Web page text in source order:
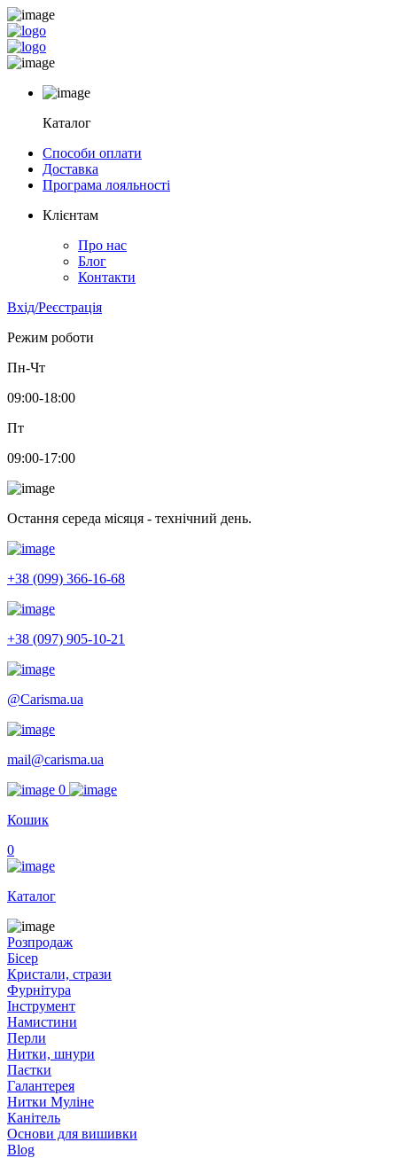
Каталог
Способи оплати
Доставка
Програма лояльності
Клієнтам
Про нас
Блог
Контакти
Вхід/Реєстрація
Режим роботи
Пн-Чт
09:00-18:00
Пт
09:00-17:00
Остання середа місяця - технічний день.
+38 (099) 366-16-68
+38 (097) 905-10-21
@Carisma.ua
mail@carisma.ua
0
Кошик
0
Каталог
Розпродаж
Бісер
Кристали, стрази
Фурнітура
Інструмент
Намистини
Перли
Нитки, шнури
Паєтки
Галантерея
Нитки Муліне
Канітель
Основи для вишивки
Blog